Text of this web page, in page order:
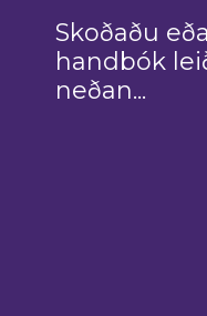
Skoðaðu
handbók
neðan...